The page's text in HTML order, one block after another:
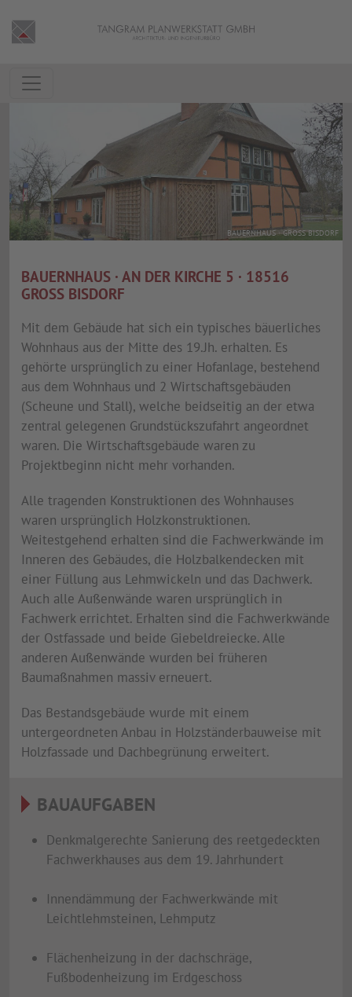
BAUERNHAUS · GROSS BISDORF
BAUERNHAUS · AN DER KIRCHE 5 · 18516
GROSS BISDORF
Mit dem Gebäude hat sich ein typisches bäuerliches
Wohnhaus aus der Mitte des 19.Jh. erhalten. Es
gehörte ursprünglich zu einer Hofanlage, bestehend
aus dem Wohnhaus und 2 Wirtschaftsgebäuden
(Scheune und Stall), welche beidseitig an der etwa
zentral gelegenen Grundstückszufahrt angeordnet
waren. Die Wirtschaftsgebäude waren zu
Projektbeginn nicht mehr vorhanden.
Alle tragenden Konstruktionen des Wohnhauses
waren ursprünglich Holzkonstruktionen.
Weitestgehend erhalten sind die Fachwerkwände im
Inneren des Gebäudes, die Holzbalkendecken mit
einer Füllung aus Lehmwickeln und das Dachwerk.
Auch alle Außenwände waren ursprünglich in
Fachwerk errichtet. Erhalten sind die Fachwerkwände
der Ostfassade und beide Giebeldreiecke. Alle
anderen Außenwände wurden bei früheren
Baumaßnahmen massiv erneuert.
Das Bestandsgebäude wurde mit einem
untergeordneten Anbau in Holzständerbauweise mit
Holzfassade und Dachbegrünung erweitert.
BAUAUFGABEN
Denkmalgerechte Sanierung des reetgedeckten
Fachwerkhauses aus dem 19. Jahrhundert
Innendämmung der Fachwerkwände mit
Leichtlehmsteinen, Lehmputz
Flächenheizung in der dachschräge,
Fußbodenheizung im Erdgeschoss